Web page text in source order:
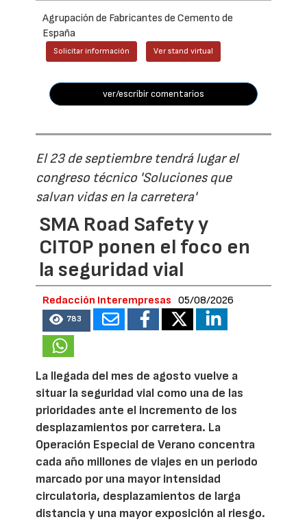
Agrupación de Fabricantes de Cemento de
España
Solicitar información Ver stand virtual
ver/escribir comentarios
El 23 de septiembre tendrá lugar el
congreso técnico 'Soluciones que
salvan vidas en la carretera'
SMA Road Safety y
CITOP ponen el foco en
la seguridad vial
Redacción Interempresas 05/08/2026
783
La llegada del mes de agosto vuelve a
situar la seguridad vial como una de las
prioridades ante el incremento de los
desplazamientos por carretera. La
Operación Especial de Verano concentra
cada año millones de viajes en un periodo
marcado por una mayor intensidad
circulatoria, desplazamientos de larga
distancia y una mayor exposición al riesgo.